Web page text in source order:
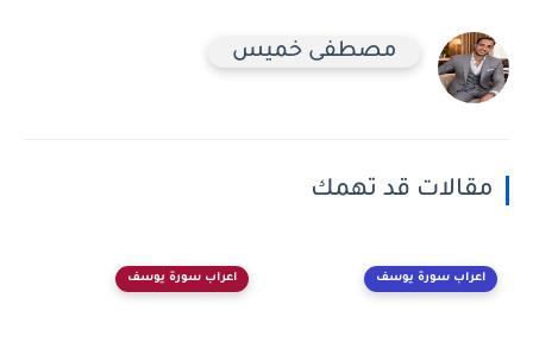
مصطفى خميس
مقالات قد تهمك
اعراب سورة يوسف اعراب سورة يوسف